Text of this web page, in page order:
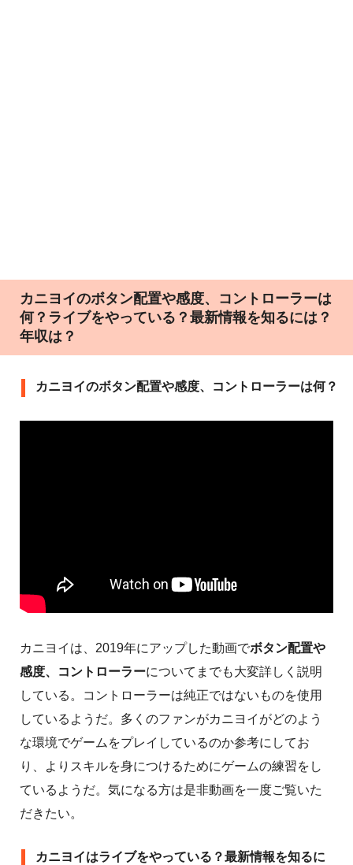
カニヨイのボタン配置や感度、コントローラーは
何？ライブをやっている？最新情報を知るには？
年収は？
カニヨイのボタン配置や感度、コントローラーは何？
カニヨイは、2019年にアップした動画でボタン配置や
感度、コントローラーについてまでも大変詳しく説明
している。コントローラーは純正ではないものを使用
しているようだ。多くのファンがカニヨイがどのよう
な環境でゲームをプレイしているのか参考にしてお
り、よりスキルを身につけるためにゲームの練習をし
ているようだ。気になる方は是非動画を一度ご覧いた
だきたい。
カニヨイはライブをやっている？最新情報を知るに